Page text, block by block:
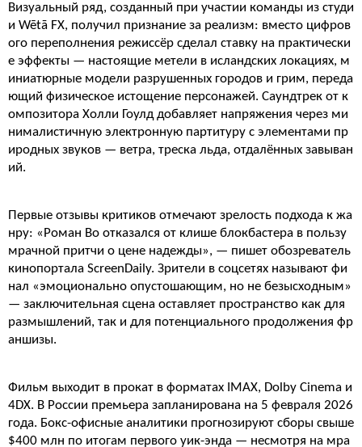
Визуальный ряд, созданный при участии команды из студи
и Wētā FX, получил признание за реализм: вместо цифров
ого переполнения режиссёр сделал ставку на практически
е эффекты — настоящие метели в исландских локациях, м
иниатюрные модели разрушенных городов и грим, переда
ющий физическое истощение персонажей. Саундтрек от к
омпозитора Холли Гоулд добавляет напряжения через ми
нималистичную электронную партитуру с элементами пр
иродных звуков — ветра, треска льда, отдалённых завыван
ий.
Первые отзывы критиков отмечают зрелость подхода к жа
нру: «Роман Во отказался от клише блокбастера в пользу
мрачной притчи о цене надежды», — пишет обозреватель
кинопортала ScreenDaily. Зрители в соцсетях называют фи
нал «эмоционально опустошающим, но не безысходным»
— заключительная сцена оставляет пространство как для
размышлений, так и для потенциального продолжения фр
аншизы.
Фильм выходит в прокат в форматах IMAX, Dolby Cinema и
4DX. В России премьера запланирована на 5 февраля 2026
года. Бокс-офисные аналитики прогнозируют сборы свыше
$400 млн по итогам первого уик-энда — несмотря на мра